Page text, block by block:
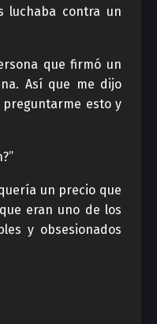
luchaba contra un
que firmó un
Así que me dijo
esto y
un precio que
eran uno de los
y obsesionados